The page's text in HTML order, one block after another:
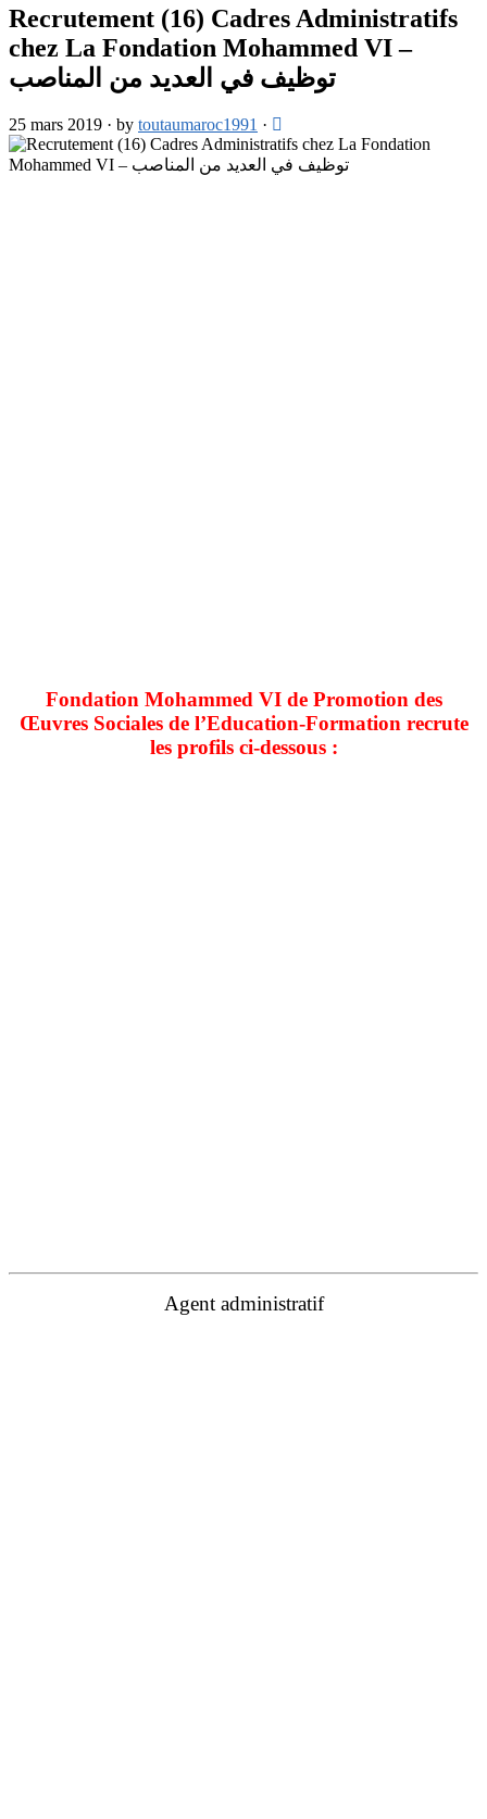
Recrutement (16) Cadres Administratifs
chez La Fondation Mohammed VI –
توظيف في العديد من المناصب
25 mars 2019 · by toutaumaroc1991 ·
Fondation Mohammed VI de Promotion des
Œuvres Sociales de l’Education-Formation recrute
les profils ci-dessous :
Agent administratif